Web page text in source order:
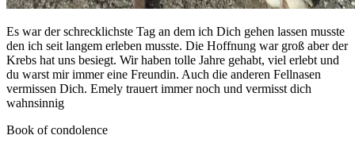
Es war der schrecklichste Tag an dem ich Dich gehen lassen musste
den ich seit langem erleben musste. Die Hoffnung war groß aber der
Krebs hat uns besiegt. Wir haben tolle Jahre gehabt, viel erlebt und
du warst mir immer eine Freundin. Auch die anderen Fellnasen
vermissen Dich. Emely trauert immer noch und vermisst dich
wahnsinnig
Book of condolence